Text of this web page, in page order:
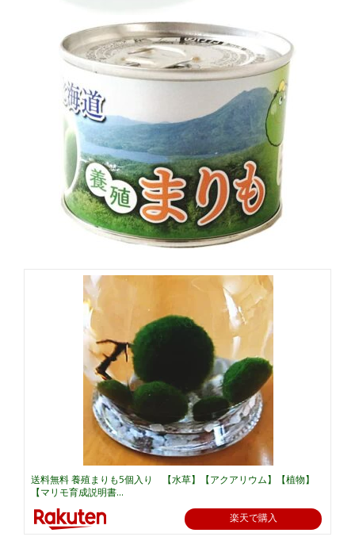
送料無料 養殖まりも5個入り 【水草】【アクアリウム】【植物】
【マリモ育成説明書...
楽天で購入